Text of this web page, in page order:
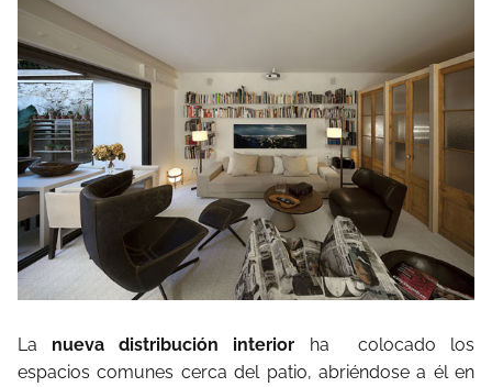
La nueva distribución interior ha
colocado los
espacios comunes cerca del patio, abriéndose a él en